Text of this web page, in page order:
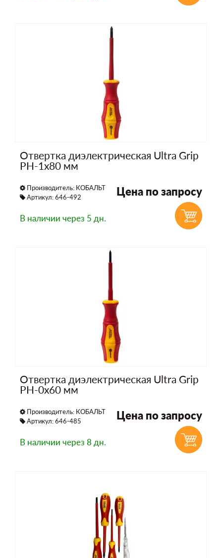
Отвертка диэлектрическая Ultra Grip
PH-1х80 мм
Производитель: КОБАЛЬТ
Артикул: 646-492
Цена по запросу
В наличии через 5 дн.
Отвертка диэлектрическая Ultra Grip
PH-0х60 мм
Производитель: КОБАЛЬТ
Артикул: 646-485
Цена по запросу
В наличии через 8 дн.